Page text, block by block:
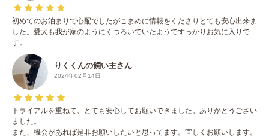
初めてのお泊まりで心配でしたがこまめに情報をくださりとても安心出来ま
した。愛犬も我が家のようにくつろいでいたようですっかりお気に入りで
す。
りくくんの飼い主さん
2024年02月14日
トライアルを重ねて、とても安心してお願いできました。ありがとうござい
ました。
また、機会があれば是非お願いしたいと思ってます。宜しくお願いします。